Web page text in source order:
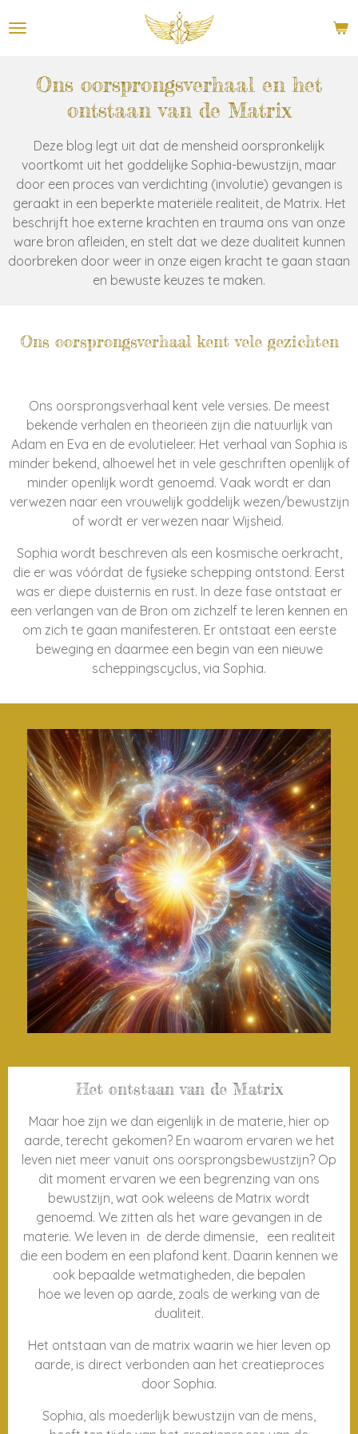
direct
hoofdinhoud
Ons oorsprongsverhaal en het
ontstaan van de Matrix
Deze blog legt uit dat de mensheid oorspronkelijk
voortkomt uit het goddelijke Sophia-bewustzijn, maar
door een proces van verdichting (involutie) gevangen is
geraakt in een beperkte materiële realiteit, de Matrix. Het
beschrijft hoe externe krachten en trauma ons van onze
ware bron afleiden, en stelt dat we deze dualiteit kunnen
doorbreken door weer in onze eigen kracht te gaan staan
en bewuste keuzes te maken.
Ons oorsprongsverhaal kent vele gezichten
Ons oorsprongsverhaal kent vele versies. De meest
bekende verhalen en theorieën zijn die natuurlijk van
Adam en Eva en de evolutieleer. Het verhaal van Sophia is
minder bekend, alhoewel het in vele geschriften openlijk of
minder openlijk wordt genoemd. Vaak wordt er dan
verwezen naar een vrouwelijk goddelijk wezen/bewustzijn
of wordt er verwezen naar Wijsheid.
Sophia wordt beschreven als een kosmische oerkracht,
die er was vóórdat de fysieke schepping ontstond. Eerst
was er diepe duisternis en rust. In deze fase ontstaat er
een verlangen van de Bron om zichzelf te leren kennen en
om zich te gaan manifesteren. Er ontstaat een eerste
beweging en daarmee een begin van een nieuwe
scheppingscyclus, via Sophia.
Het ontstaan van de Matrix
Maar hoe zijn we dan eigenlijk in de materie, hier op
aarde, terecht gekomen? En waarom ervaren we het
leven niet meer vanuit ons oorsprongsbewustzijn? Op
dit moment ervaren we een begrenzing van ons
bewustzijn, wat ook weleens de Matrix wordt
genoemd. We zitten als het ware gevangen in de
materie. We leven in de derde dimensie, een realiteit
die een bodem en een plafond kent. Daarin kennen we
ook bepaalde wetmatigheden, die bepalen
hoe we leven op aarde, zoals de werking van de
dualiteit.
Het ontstaan van de matrix waarin we hier leven op
aarde, is direct verbonden aan het creatieproces
door Sophia.
Sophia, als moederlijk bewustzijn van de mens,